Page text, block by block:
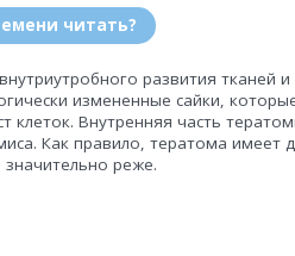
читать?
развития тканей
измененные сайки,
Внутренняя часть
Как правило, тератома имеет
реже.